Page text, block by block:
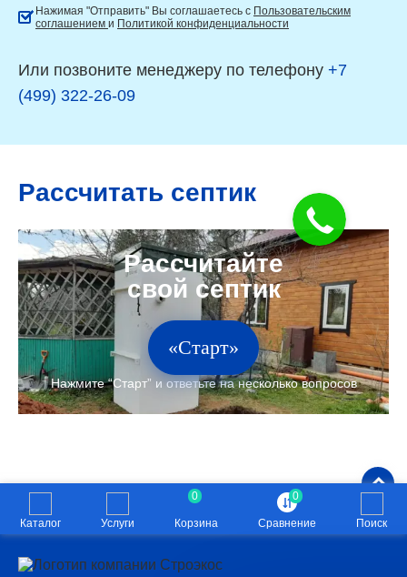
Нажимая "Отправить" Вы соглашаетесь с Пользовательским
соглашением и Политикой конфиденциальности
Или позвоните менеджеру по телефону +7
(499) 322-26-09
Рассчитать септик
«Старт»
Каталог Услуги
0
Корзина
0
Сравнение Поиск